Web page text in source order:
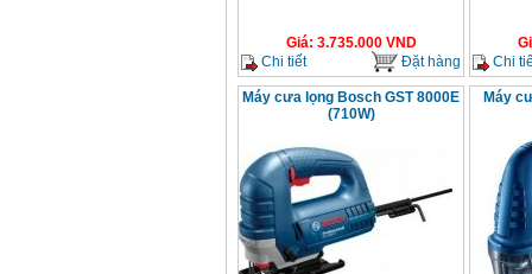
Giá: 3.735.000VND
Chi tiết
Đặt hàng
Chi
Máy cưa lọng Bosch GST 8000E
(710W)
Máy